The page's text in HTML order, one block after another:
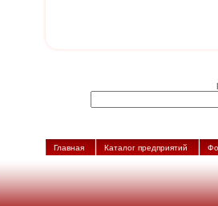
Главная Каталог предприятий